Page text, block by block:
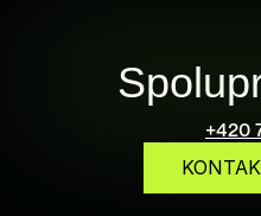
+420